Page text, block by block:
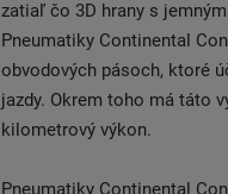
zatiaľ čo 3D hrany s
Pneumatiky Continental
obvodových pásoch, ktoré
jazdy. Okrem toho má táto
kilometrový výkon.
Pneumatiky Continental